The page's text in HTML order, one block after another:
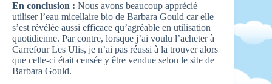
En conclusion : Nous avons beaucoup apprécié
utiliser l’eau micellaire bio de Barbara Gould car elle
s’est révélée aussi efficace qu’agréable en utilisation
quotidienne. Par contre, lorsque j’ai voulu l’acheter à
Carrefour Les Ulis, je n’ai pas réussi à la trouver alors
que celle-ci était censée y être vendue selon le site de
Barbara Gould.